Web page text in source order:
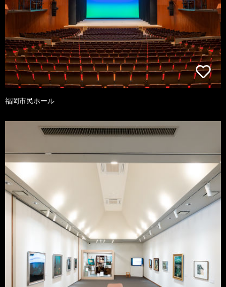
福岡市民ホール